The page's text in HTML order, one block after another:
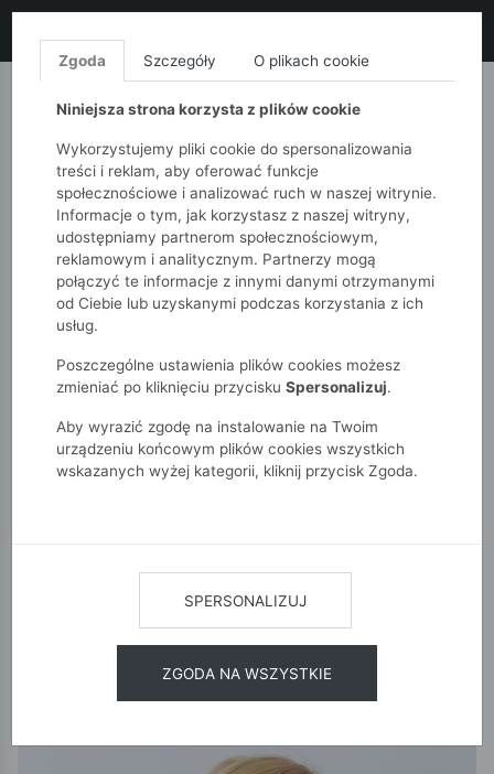
MONNARI QUIOSQUE
51015kids Chłopcy 2-7 lat
CHŁOPCY 2-7 LAT
Mały wulkan energii, odkrywca i konstruktor – chłopcy w wieku
od 2 do 7 lat potrzebują ubrań do zadań specjalnych. W 5.10.15
tworzymy ubranka dla chłopców, które są gotowe na każdą
jakości i cenom, które pokochasz.
POKAŻ FILTRY
48
Zgoda Szczegóły O plikach cookie
Niniejsza strona korzysta z plików cookie
Wykorzystujemy pliki cookie do spersonalizowania
treści i reklam, aby oferować funkcje
społecznościowe i analizować ruch w naszej witrynie.
Informacje o tym, jak korzystasz z naszej witryny,
udostępniamy partnerom społecznościowym,
reklamowym i analitycznym. Partnerzy mogą
połączyć te informacje z innymi danymi otrzymanymi
od Ciebie lub uzyskanymi podczas korzystania z ich
usług.
Poszczególne ustawienia plików cookies możesz
zmieniać po kliknięciu przycisku Spersonalizuj.
Aby wyrazić zgodę na instalowanie na Twoim
urządzeniu końcowym plików cookies wszystkich
wskazanych wyżej kategorii, kliknij przycisk Zgoda.
SPERSONALIZUJ
ZGODA NA WSZYSTKIE